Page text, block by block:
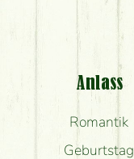
Anlass
Romantik
Geburtstag